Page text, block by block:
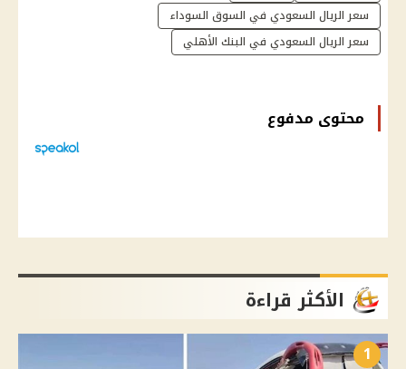
سعر الريال السعودي في السوق السوداء
سعر الريال السعودي في البنك الأهلي
محتوى مدفوع
الأكثر قراءة
1